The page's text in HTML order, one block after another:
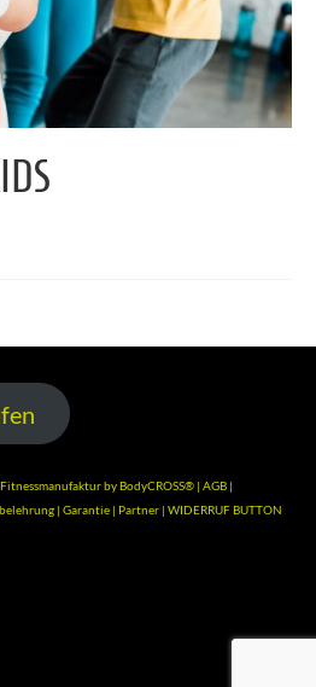
by BodyCROSS® | AGB |
| Garantie | Partner | WIDERRUF BUTTON